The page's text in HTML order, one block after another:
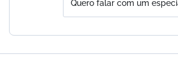
Quero falar com um